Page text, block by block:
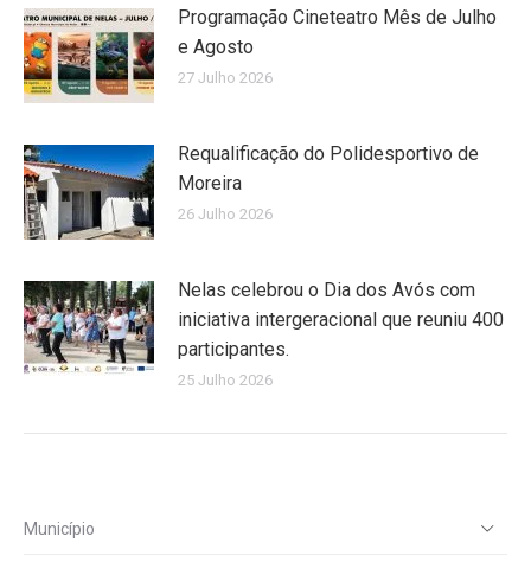
Programação Cineteatro Mês de Julho
e Agosto
27 Julho 2026
Requalificação do Polidesportivo de
Moreira
26 Julho 2026
Nelas celebrou o Dia dos Avós com
iniciativa intergeracional que reuniu 400
participantes.
25 Julho 2026
Município